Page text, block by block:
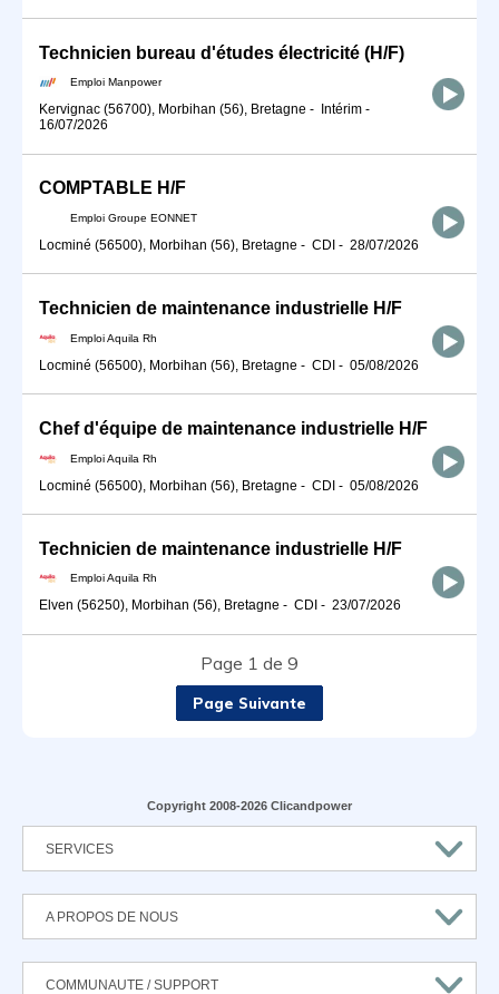
Technicien bureau d'études électricité (H/F)
Emploi Manpower
Kervignac (56700), Morbihan (56), Bretagne - Intérim -
16/07/2026
COMPTABLE H/F
Emploi Groupe EONNET
Locminé (56500), Morbihan (56), Bretagne - CDI - 28/07/2026
Technicien de maintenance industrielle H/F
Emploi Aquila Rh
Locminé (56500), Morbihan (56), Bretagne - CDI - 05/08/2026
Chef d'équipe de maintenance industrielle H/F
Emploi Aquila Rh
Locminé (56500), Morbihan (56), Bretagne - CDI - 05/08/2026
Technicien de maintenance industrielle H/F
Emploi Aquila Rh
Elven (56250), Morbihan (56), Bretagne - CDI - 23/07/2026
Page 1 de 9
Page Suivante
Copyright 2008-2026 Clicandpower
SERVICES
A PROPOS DE NOUS
COMMUNAUTE / SUPPORT